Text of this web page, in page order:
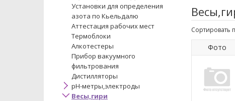
Установки для определения
азота по Кьельдалю
Аттестация рабочих мест
Термоблоки
Алкотестеры
Прибор вакуумного
фильтрования
Дистилляторы
pH-метры,электроды
Весы,гири
Сортировать
Фото